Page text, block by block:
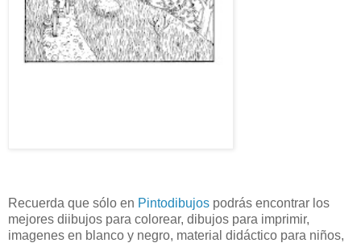
Recuerda que sólo en Pintodibujos podrás encontrar los
mejores diibujos para colorear, dibujos para imprimir,
imagenes en blanco y negro, material didáctico para niños,